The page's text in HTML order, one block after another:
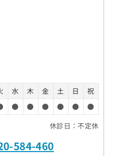
水 木 金 土 日
祝
● ● ● ● ●
●
休診日：不定休
584-460